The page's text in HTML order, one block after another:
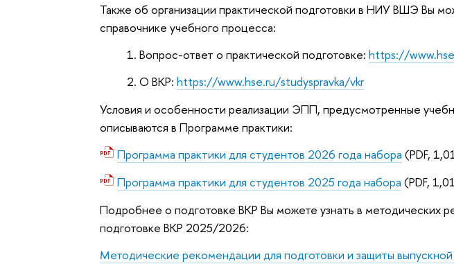
Также об организации практической подготовки в НИУ ВШЭ Вы
справочнике учебного процесса:
Вопрос-ответ о практической подготовке:https://
О ВКР:https://www.hse.ru/studyspravka/vkr
Условия и особенности реализации ЭПП, предусмотренные
описываются в Программе практики:
Программа практики для студентов 2026 года набора (PDF,
Программа практики для студентов 2025 года набора (PDF,
Подробнее о подготовке ВКР Вы можете узнать в методических
подготовке ВКР 2025/2026:
Методические рекомендации для подготовки и защиты